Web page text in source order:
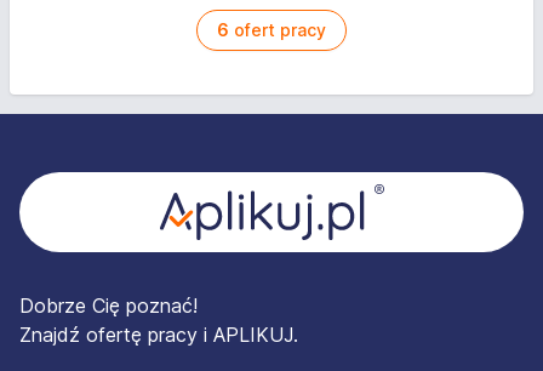
6 ofert pracy
Dobrze Cię poznać!
Znajdź ofertę pracy i APLIKUJ.